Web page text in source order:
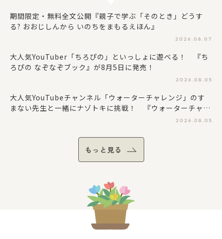
期間限定・無料全文公開『親子で学ぶ「そのとき」どうす
る? おおじしんから いのちをまもるえほん』
2026.08.07
大人気YouTuber「ちろぴの」といっしょに遊べる！ 『ち
ろぴの なぞなぞブック』が8月5日に発売！
2026.08.05
大人気YouTubeチャンネル「ウォーターチャレンジ」のす
まない先生と一緒にナゾトキに挑戦！ 『ウォーターチャレ
2026.08.05
もっと見る